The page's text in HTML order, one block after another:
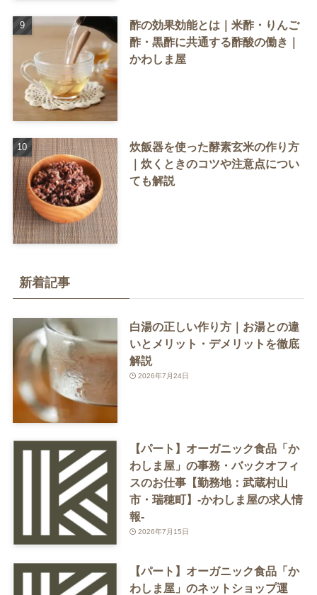
酢の効果効能とは｜米酢・りんご
酢・黒酢に共通する酢酸の働き｜
かわしま屋
炊飯器を使った酵素玄米の作り方
｜炊くときのコツや注意点につい
ても解説
新着記事
白湯の正しい作り方｜お湯との違
いとメリット・デメリットを徹底
解説
2026年7月24日
【パート】オーガニック食品「か
わしま屋」の事務・バックオフィ
スのお仕事【勤務地：武蔵村山
市・瑞穂町】-かわしま屋の求人情
報-
2026年7月15日
【パート】オーガニック食品「か
わしま屋」のネットショップ運